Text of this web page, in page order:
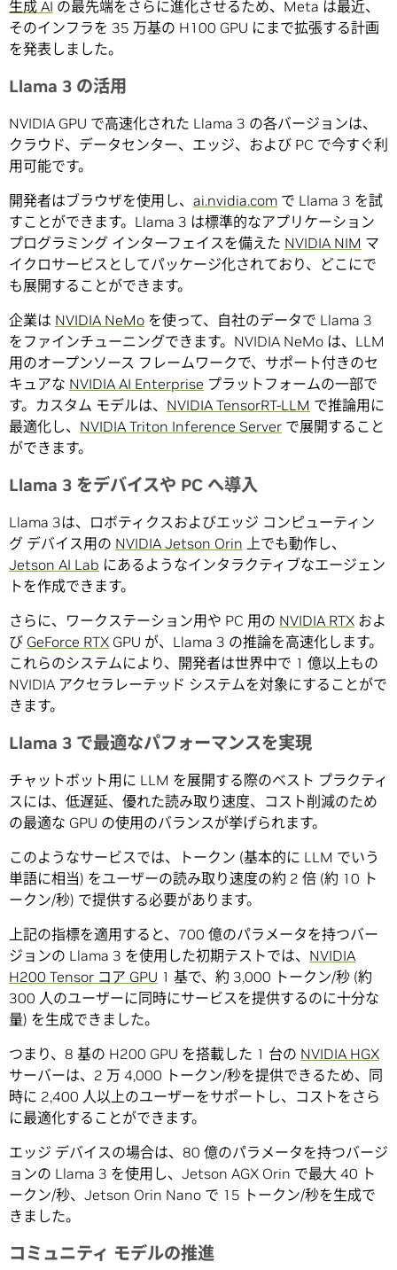
生成 AI の最先端をさらに進化させるため、Meta は最近、
そのインフラを 35 万基の H100 GPU にまで拡張する計画
を発表しました。
Llama 3 の活用
NVIDIA GPU で高速化された Llama 3 の各バージョンは、
クラウド、データセンター、エッジ、および PC で今すぐ利
用可能です。
開発者はブラウザを使用し、 ai.nvidia.com で Llama 3 を試
すことができます。Llama 3 は標準的なアプリケーション
プログラミング インターフェイスを備えた NVIDIA NIM マ
イクロサービスとしてパッケージ化されており、どこにで
も展開することができます。
企業は NVIDIA NeMo を使って、自社のデータで Llama 3
をファインチューニングできます。NVIDIA NeMo は、LLM
用のオープンソース フレームワークで、サポート付きのセ
キュアな NVIDIA AI Enterprise プラットフォームの一部で
す。カスタム モデルは、 NVIDIA TensorRT-LLM で推論用に
最適化し、 NVIDIA Triton Inference Server で展開すること
ができます。
Llama 3 をデバイスや PC へ導入
Llama 3は、ロボティクスおよびエッジ コンピューティン
グ デバイス用の NVIDIA Jetson Orin 上でも動作し、
Jetson AI Lab にあるようなインタラクティブなエージェン
トを作成できます。
さらに、ワークステーション用や PC 用の NVIDIA RTX およ
び GeForce RTX GPU が、Llama 3 の推論を高速化します。
これらのシステムにより、開発者は世界中で 1 億以上もの
NVIDIA アクセラレーテッド システムを対象にすることがで
きます。
Llama 3 で最適なパフォーマンスを実現
チャットボット用に LLM を展開する際のベスト プラクティ
スには、低遅延、優れた読み取り速度、コスト削減のため
の最適な GPU の使用のバランスが挙げられます。
このようなサービスでは、トークン (基本的に LLM でいう
単語に相当) をユーザーの読み取り速度の約 2 倍 (約 10 ト
ークン/秒) で提供する必要があります。
上記の指標を適用すると、700 億のパラメータを持つバー
ジョンの Llama 3 を使用した初期テストでは、 NVIDIA
H200 Tensor コア GPU 1 基で、約 3,000 トークン/秒 (約
300 人のユーザーに同時にサービスを提供するのに十分な
量) を生成できました。
つまり、8 基の H200 GPU を搭載した 1 台の NVIDIA HGX
サーバーは、2 万 4,000 トークン/秒を提供できるため、同
時に 2,400 人以上のユーザーをサポートし、コストをさら
に最適化することができます。
エッジ デバイスの場合は、80 億のパラメータを持つバージ
ョンの Llama 3 を使用し、Jetson AGX Orin で最大 40 ト
ークン/秒、Jetson Orin Nano で 15 トークン/秒を生成で
きました。
コミュニティ モデルの推進